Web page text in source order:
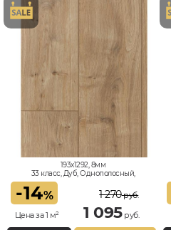
193x1292, 8мм
33 класс, Дуб, Однополосный,
-14%
Цена за 1 м²
1 270руб.
1 095руб.